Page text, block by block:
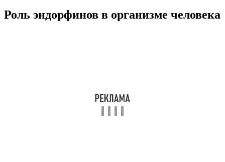
сердечных сокращений.
приводит к угнетению синтеза нейромедиаторов и гормонов
счастья. Поэтому ничего кроме апатии, депрессии и слабости
при хроническом стрессе мы не испытываем.